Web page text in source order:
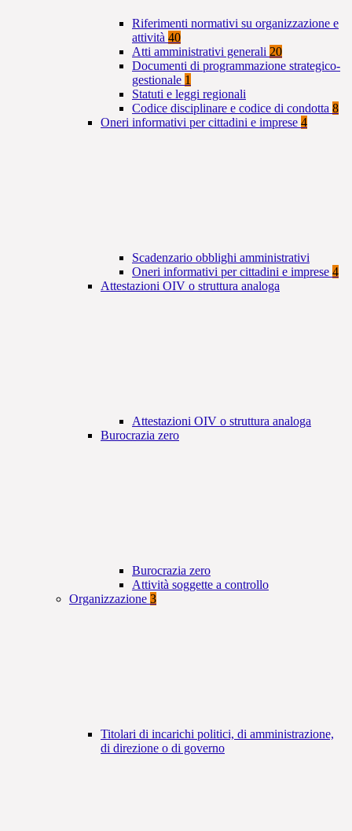
Riferimenti normativi su organizzazione e
attività 40
Atti amministrativi generali 20
Documenti di programmazione strategico-
gestionale 1
Statuti e leggi regionali
Codice disciplinare e codice di condotta 8
Oneri informativi per cittadini e imprese 4
Scadenzario obblighi amministrativi
Oneri informativi per cittadini e imprese 4
Attestazioni OIV o struttura analoga
Attestazioni OIV o struttura analoga
Burocrazia zero
Burocrazia zero
Attività soggette a controllo
Organizzazione 3
Titolari di incarichi politici, di amministrazione,
di direzione o di governo